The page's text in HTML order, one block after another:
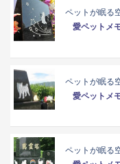
ペットが眠る
愛ペットメ
ペットが眠る
愛ペットメ
ペットが眠る